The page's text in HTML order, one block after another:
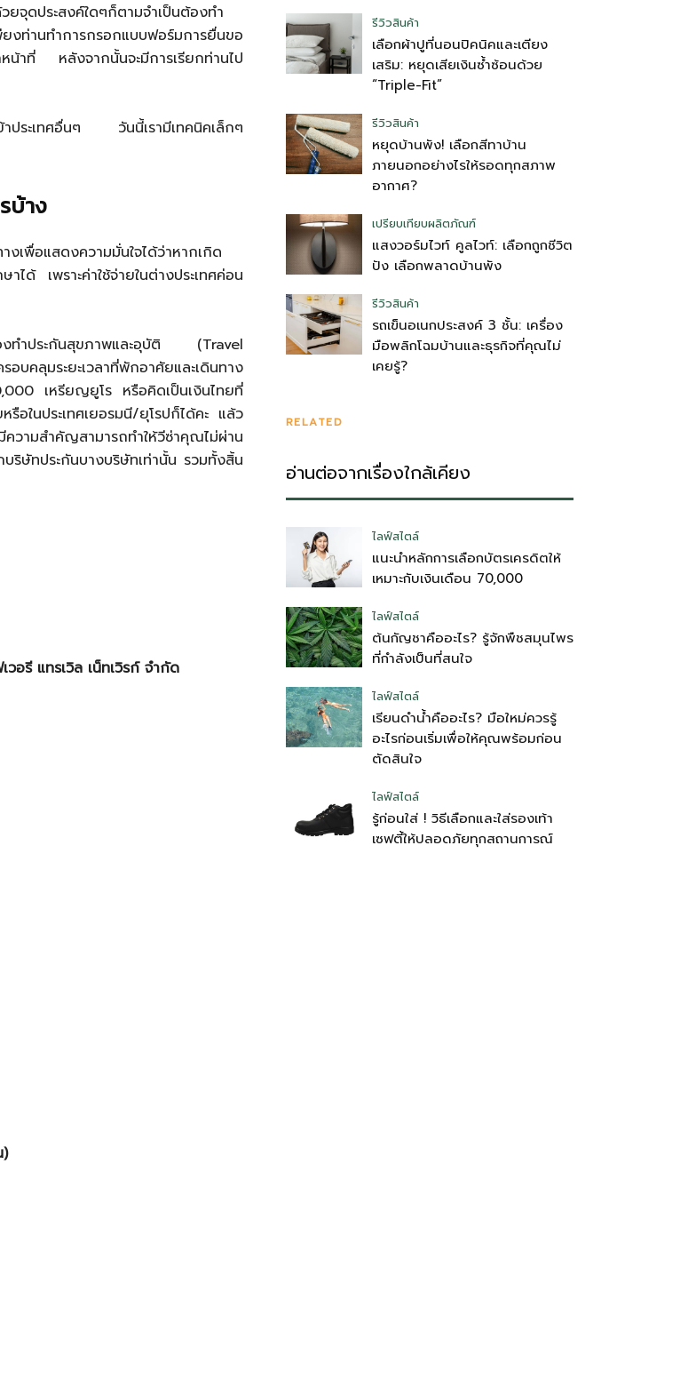
ตี้
ไทย
สบาย(ดอท)คอม
ยจุดประสงค์ใดๆก็ตามจำเป็นต้องทำ
งท่านทำการกรอกแบบฟอร์มการยื่นขอ
าที่ หลังจากนั้นจะมีการเรียกท่านไป
าประเทศอื่นๆ วันนี้เรามีเทคนิคเล็กๆ
บ้าง
งเพื่อแสดงความมั่นใจได้ว่าหากเกิด
ได้ เพราะค่าใช้จ่ายในต่างประเทศค่อน
ต้องทำประกันสุขภาพและอุบัติ (Travel
คลุมระยะเวลาที่พักอาศัยและเดินทาง
เหรียญยูโร หรือคิดเป็นเงินไทยที่
อในประเทศเยอรมนี/ยุโรปก็ได้คะ แล้ว
วามสำคัญสามารถทำให้วีซ่าคุณไม่ผ่าน
ริษัทประกันบางบริษัทเท่านั้น รวมทั้งสิ้น
อรี แทรเวิล เน็ทเวิรก์ จำกัด
รีวิวสินค้า
เลือกผ้าปูที่นอนปิคนิคและเตียง
เสริม: หยุดเสียเงินซ้ำซ้อนด้วย
“Triple-Fit”
รีวิวสินค้า
หยุดบ้านพัง! เลือกสีทาบ้าน
ภายนอกอย่างไรให้รอดทุกสภาพ
อากาศ?
เปรียบเทียบผลิตภัณฑ์
แสงวอร์มไวท์ คูลไวท์: เลือกถูกชีวิต
ปัง เลือกพลาดบ้านพัง
รีวิวสินค้า
รถเข็นอเนกประสงค์ 3 ชั้น: เครื่อง
มือพลิกโฉมบ้านและธุรกิจที่คุณไม่
เคยรู้?
RELATED
อ่านต่อจากเรื่องใกล้เคียง
ไลฟ์สไตล์
แนะนำหลักการเลือกบัตรเครดิตให้
เหมาะกับเงินเดือน 70,000
ไลฟ์สไตล์
ต้นกัญชาคืออะไร? รู้จักพืชสมุนไพร
ที่กำลังเป็นที่สนใจ
ไลฟ์สไตล์
เรียนดำน้ำคืออะไร? มือใหม่ควรรู้
อะไรก่อนเริ่มเพื่อให้คุณพร้อมก่อน
ตัดสินใจ
ไลฟ์สไตล์
รู้ก่อนใส่ ! วิธีเลือกและใส่รองเท้า
เซฟตี้ให้ปลอดภัยทุกสถานการณ์